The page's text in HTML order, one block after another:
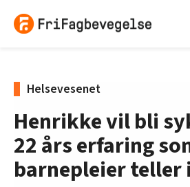
Helsevesenet
Henrikke vil bli
22 års erfaring
barnepleier teller